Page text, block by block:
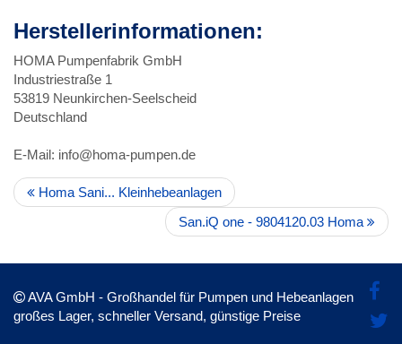
Herstellerinformationen:
HOMA Pumpenfabrik GmbH
Industriestraße 1
53819 Neunkirchen-Seelscheid
Deutschland
E-Mail: info@homa-pumpen.de
Homa Sani... Kleinhebeanlagen
San.iQ one - 9804120.03 Homa
AVA GmbH - Großhandel für Pumpen und Hebeanlagen
großes Lager, schneller Versand, günstige Preise